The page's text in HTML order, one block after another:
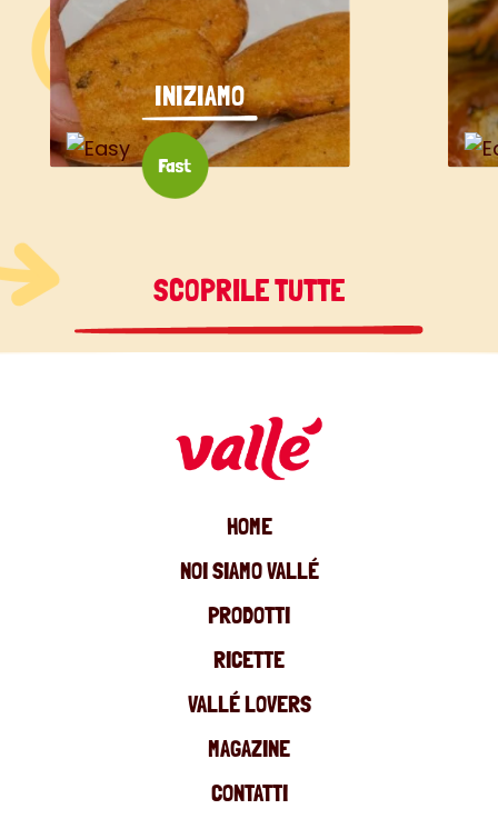
INIZIAMO
SCOPRILE TUTTE
HOME
NOI SIAMO VALLÉ
PRODOTTI
RICETTE
VALLÉ LOVERS
MAGAZINE
CONTATTI